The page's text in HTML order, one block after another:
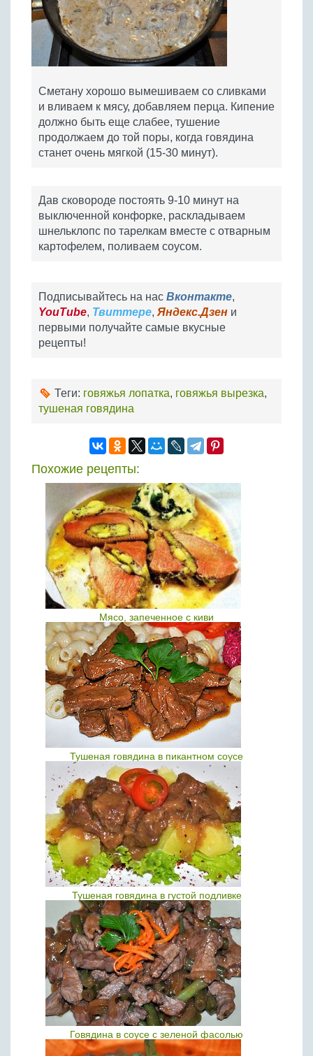
Сметану хорошо вымешиваем со сливками
и вливаем к мясу, добавляем перца. Кипение
должно быть еще слабее, тушение
продолжаем до той поры, когда говядина
станет очень мягкой (15-30 минут).
Дав сковороде постоять 9-10 минут на
выключенной конфорке, раскладываем
шнельклопс по тарелкам вместе с отварным
картофелем, поливаем соусом.
Подписывайтесь на нас Вконтакте,
YouTube, Твиттере, Яндекс.Дзен и
первыми получайте самые вкусные
рецепты!
Теги: говяжья лопатка, говяжья вырезка,
тушеная говядина
Похожие рецепты:
Мясо, запеченное с киви
Тушеная говядина в пикантном соусе
Тушеная говядина в густой подливке
Говядина в соусе с зеленой фасолью